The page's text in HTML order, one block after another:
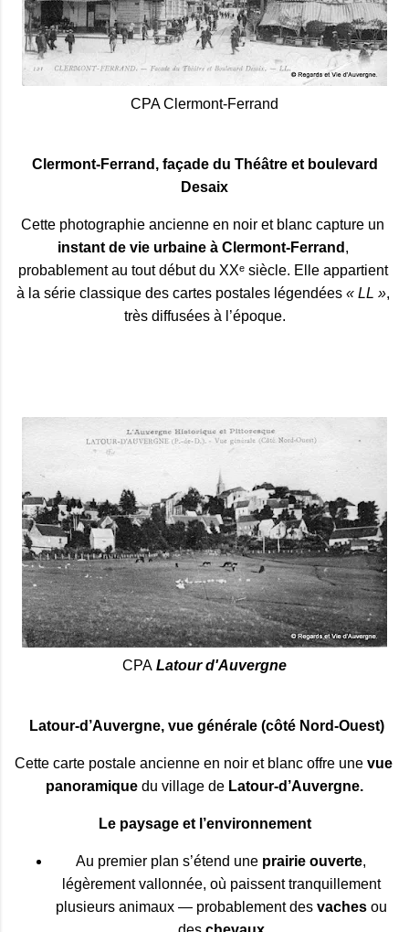
CPA Clermont-Ferrand
Clermont‑Ferrand, façade du Théâtre et boulevard
Desaix
instant de vie urbaine à Clermont‑Ferrand ,
probablement au tout début du XXᵉ siècle. Elle appartient
à la série classique des cartes postales légendées « LL »,
très diffusées à l’époque.
CPA Latour d'Auvergne
Latour‑d’Auvergne, vue générale (côté Nord‑Ouest)
Cette carte postale ancienne en noir et blanc offre une vue
panoramique du village de Latour‑d’Auvergne.
Le paysage et l’environnement
Au premier plan s’étend une prairie ouverte,
légèrement vallonnée, où paissent tranquillement
plusieurs animaux — probablement des vaches ou